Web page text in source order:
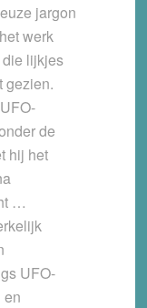
jargon
werk
die lijkjes
gezien.
de
hij het
…
UFO-